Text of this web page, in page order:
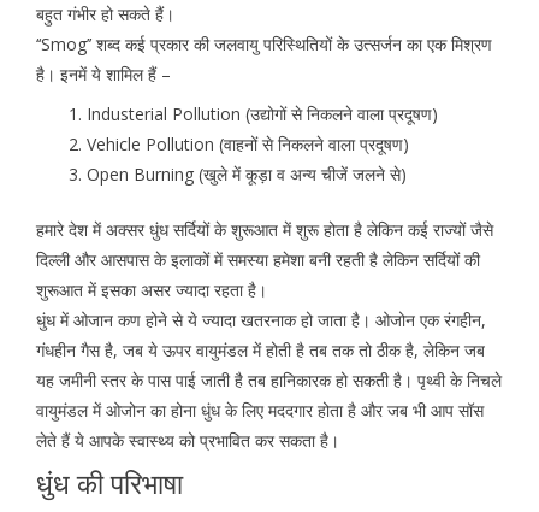
बहुत गंभीर हो सकते हैं।
‘‘Smog’’ शब्द कई प्रकार की जलवायु परिस्थितियों के उत्सर्जन का एक मिश्रण
है। इनमें ये शामिल हैं –
Industerial Pollution (उद्योगों से निकलने वाला प्रदूषण)
Vehicle Pollution (वाहनों से निकलने वाला प्रदूषण)
Open Burning (खुले में कूड़ा व अन्य चीजें जलने से)
हमारे देश में अक्सर धुंध सर्दियों के शुरूआत में शुरू होता है लेकिन कई राज्यों जैसे
दिल्ली और आसपास के इलाकों में समस्या हमेशा बनी रहती है लेकिन सर्दियों की
शुरूआत में इसका असर ज्यादा रहता है।
धुंध में ओजान कण होने से ये ज्यादा खतरनाक हो जाता है। ओजोन एक रंगहीन,
गंधहीन गैस है, जब ये ऊपर वायुमंडल में होती है तब तक तो ठीक है, लेकिन जब
यह जमीनी स्तर के पास पाई जाती है तब हानिकारक हो सकती है। पृथ्वी के निचले
वायुमंडल में ओजोन का होना धुंध के लिए मददगार होता है और जब भी आप सॉस
लेते हैं ये आपके स्वास्थ्य को प्रभावित कर सकता है।
धुंध की परिभाषा